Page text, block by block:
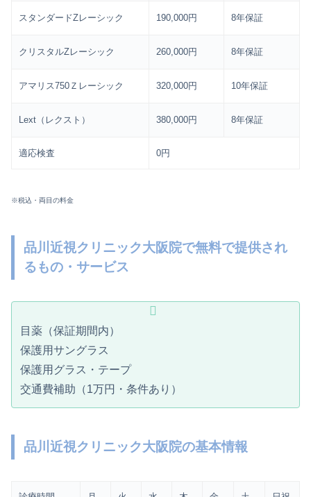
スタンダードZレーシック 190,000円 8年保証
クリスタルZレーシック 260,000円 8年保証
アマリス750Ｚレーシック 320,000円 10年保証
Lext（レクスト） 380,000円 8年保証
適応検査 0円
※税込・両目の料金
品川近視クリニック大阪院で無料で提供され
るもの・サービス
目薬（保証期間内）
保護用サングラス
保護用グラス・テープ
交通費補助（1万円・条件あり）
品川近視クリニック大阪院の基本情報